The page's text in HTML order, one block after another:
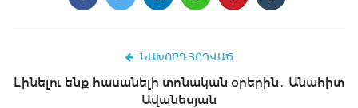
ՆԱԽՈՐԴ ՀՈԴՎԱԾ
Լինելու ենք հասանելի տոնական օրերին․ Անահիտ
Ավանեսյան